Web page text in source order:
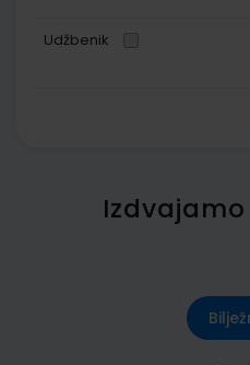
Udžbenik